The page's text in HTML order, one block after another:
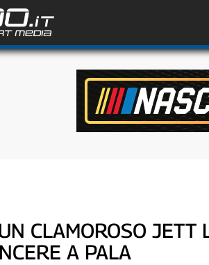
CLAMOROSO JETT
A PALA